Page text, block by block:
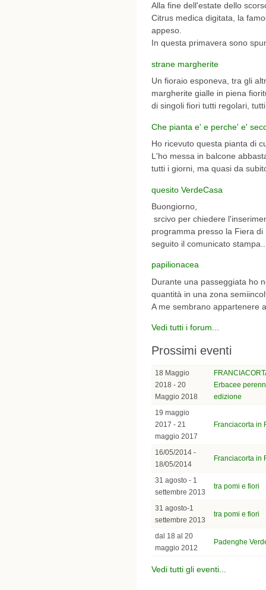
Alla fine dell'estate dello
Citrus medica digitata, la
appeso.
In questa primavera sono
strane margherite
Un fioraio esponeva, tra gli
margherite gialle in piena
di singoli fiori tutti regolari,
Che pianta e' e perche' e'
Ho ricevuto questa pianta di
L'ho messa in balcone
tutti i giorni, ma quasi da
quesito VerdeCasa
Buongiorno,
srcivo per chiedere
programma presso la Fiera
seguito il comunicato
papilionacea
Durante una passeggiata ho
quantità in una zona
A me sembrano appartenere
Vedi tutti i forum...
Prossimi eventi
18 Maggio
2018 - 20
Maggio 2018
Erbacee
edizione
19 maggio
2017 - 21
maggio 2017
Franciacorta in
16/05/2014 -
18/05/2014
Franciacorta in
31 agosto - 1
settembre 2013
tra pomi e fiori
31 agosto-1
settembre 2013
tra pomi e fiori
dal 18 al 20
maggio 2012
Padenghe
Vedi tutti gli eventi...